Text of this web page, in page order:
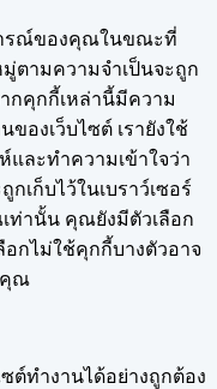
ารณ์ของคุณในขณะที่
ตามความจำเป็นจะถูก
ากคุกกี้เหล่านี้มีความ
องเว็บไซต์ เรายังใช้
และทำความเข้าใจว่า
เก็บไว้ในเบราว์เซอร์
ท่านั้น คุณยังมีตัวเลือก
อกไม่ใช้คุกกี้บางตัวอาจ
คุณ
ซต์ทำงานได้อย่างถูกต้อง